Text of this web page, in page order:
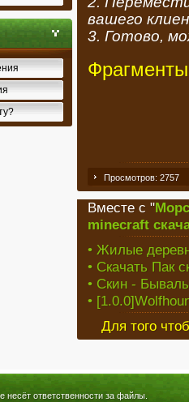
вашего
3. Готово,
Просмотров: 2757
Вместе с "
minecraft
• Жилые
• Скачать Пак
• Скин -
•
Для того
несёт ответственности за файлы.